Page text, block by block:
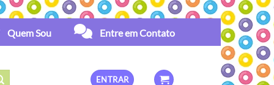
Quem Sou Entre em Contato
ENTRAR